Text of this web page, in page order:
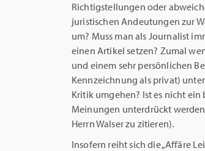
Richtigstellungen oder
juristischen Andeutungen zur
um? Muss man als Journalist
einen Artikel setzen? Zumal
und einem sehr persönlichen
Kennzeichnung als privat)
Kritik umgehen? Ist es nicht
Meinungen unterdrückt
Herrn Walser zu zitieren).
Insofern reiht sich die „Affäre